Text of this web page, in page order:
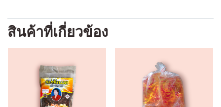
สินค้าที่เกี่ยวข้อง